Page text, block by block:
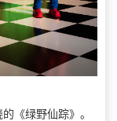
《绿野仙踪》。